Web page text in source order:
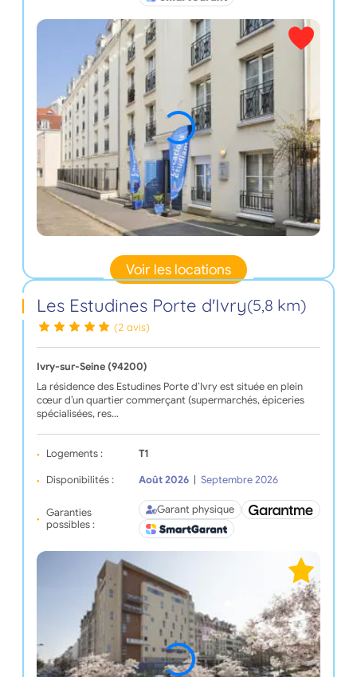
Voir les locations
Les Estudines Porte d'Ivry(5,8 km)
(2 avis)
Ivry-sur-Seine (94200)
La résidence des Estudines Porte d’Ivry est située en plein
cœur d’un quartier commerçant (supermarchés, épiceries
spécialisées, res…
Logements : T1
Disponibilités : Août 2026 Septembre 2026
Garanties
possibles :
Garant physique